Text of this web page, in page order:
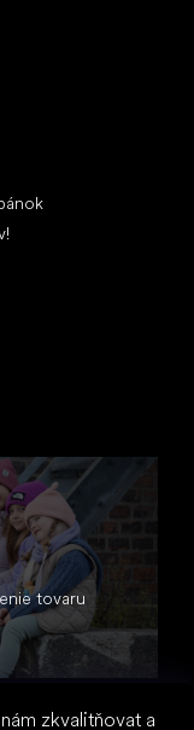
zkvalitňovat a
tovaru